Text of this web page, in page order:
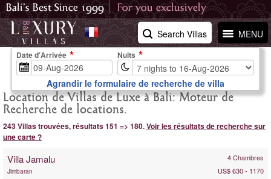
MENU
Search Villas
Location de Villas de Luxe à Bali: Moteur de
Recherche de locations.
243 Villas trouvées, résultats 151 => 180.Voir les résultats de recherche sur
une carte ?
Villa Jamalu 4 Chambres
Jimbaran
US$ 630 - 1170
Date d'Arrivée Nuits
Agrandir le formulaire de recherche de villa